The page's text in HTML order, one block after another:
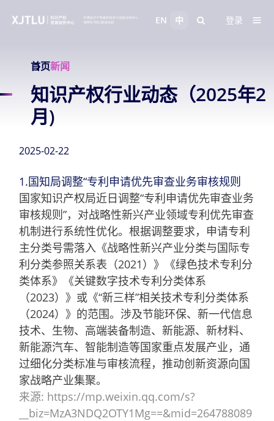
EN 中 登录
首页新闻
知识产权行业动态（2025年2
月)
2025-02-22
1.国知局调整“专利申请优先审查业务审核规则
国家知识产权局近日调整“专利申请优先审查业务
审核规则”，对战略性新兴产业领域专利优先审查
机制进行系统性优化。根据调整要求，申请专利
主分类号需落入《战略性新兴产业分类与国际专
利分类参照关系表（2021）》《绿色技术专利分
类体系》《关键数字技术专利分类体系
（2023）》或《“新三样”相关技术专利分类体系
（2024）》的范围。涉及节能环保、新一代信息
技术、生物、高端装备制造、新能源、新材料、
新能源汽车、智能制造等国家重点发展产业，通
过细化分类标准与审核流程，推动创新资源向国
家战略产业集聚。
来源: https://mp.weixin.qq.com/s?
__biz=MzA3NDQ2OTY1Mg==&mid=264788089